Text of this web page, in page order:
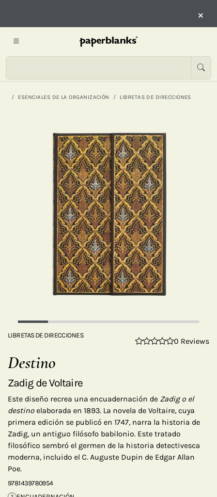
×
ESENCIALES DE LA ORGANIZACIÓN LIBRETAS DE DIRECCIONES
LIBRETAS DE DIRECCIONES
0 Reviews
Destino
Zadig de Voltaire
Este diseño recrea una encuadernación de Zadig o el
destino elaborada en 1893. La novela de Voltaire, cuya
primera edición se publicó en 1747, narra la historia de
Zadig, un antiguo filósofo babilonio. Este tratado
filosófico sembró el germen de la historia detectivesca
moderna, incluido el C. Auguste Dupin de Edgar Allan
Poe.
9781439780954